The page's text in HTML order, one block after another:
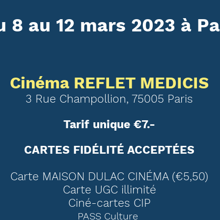
8 au 12 mars 2023 à
Cinéma REFLET MEDICIS
3 Rue Champollion, 75005 Paris
Tarif unique €7.-
CARTES FIDÉLITÉ ACCEPTÉES
Carte MAISON DULAC CINÉMA(€5,50)
Carte UGCillimité
Ciné-cartes CIP
PASS Culture